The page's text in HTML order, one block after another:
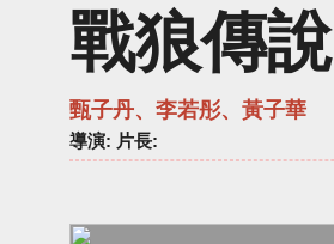
戰狼傳說
甄子丹、李若彤、黃子華
導演: 片長: